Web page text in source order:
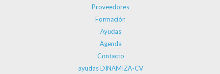
Proveedores
Formación
Ayudas
Agenda
Contacto
ayudas DINAMIZA-CV